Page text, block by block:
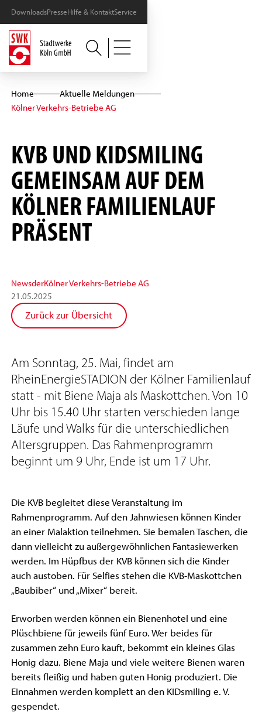
DownloadsPresseHilfe & KontaktService
Home
Aktuelle Meldungen
Kölner Verkehrs-Betriebe AG
KVB UND KIDSMILING
GEMEINSAM AUF DEM
KÖLNER FAMILIENLAUF
PRÄSENT
NewsderKölner Verkehrs-Betriebe AG
21 .05.2025
Zurück zur Übersicht
Am Sonntag, 25. Mai, findet am
RheinEnergieSTADION der Kölner Familienlauf
statt - mit Biene Maja als Maskottchen. Von 10
Uhr bis 15.40 Uhr starten verschieden lange
Läufe und Walks für die unterschiedlichen
Altersgruppen. Das Rahmenprogramm
beginnt um 9 Uhr, Ende ist um 17 Uhr.
Die KVB begleitet diese Veranstaltung im
Rahmenprogramm. Auf den Jahnwiesen können Kinder
an einer Malaktion teilnehmen. Sie bemalen Taschen, die
dann vielleicht zu außergewöhnlichen Fantasiewerken
werden. Im Hüpfbus der KVB können sich die Kinder
auch austoben. Für Selfies stehen die KVB-Maskottchen
„Baubiber“ und „Mixer“ bereit.
Erworben werden können ein Bienenhotel und eine
Plüschbiene für jeweils fünf Euro. Wer beides für
zusammen zehn Euro kauft, bekommt ein kleines Glas
Honig dazu. Biene Maja und viele weitere Bienen waren
bereits fleißig und haben guten Honig produziert. Die
Einnahmen werden komplett an den KIDsmiling e. V.
gespendet.